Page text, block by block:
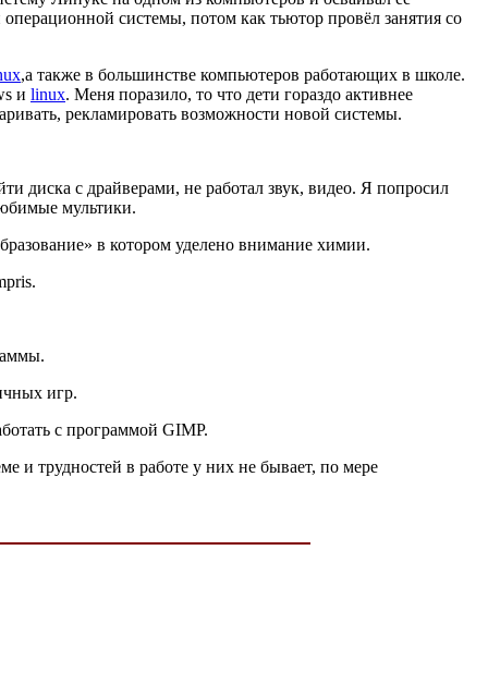
системы, потом как тьютор провёл занятия со
,а также в большинстве компьютеров работающих в школе.
и linux. Меня поразило, то что дети гораздо активнее
рекламировать возможности новой системы.
диска с драйверами, не работал звук, видео. Я попросил
мультики.
в котором уделено внимание химии.
игр.
с программой GIMP.
и трудностей в работе у них не бывает, по мере